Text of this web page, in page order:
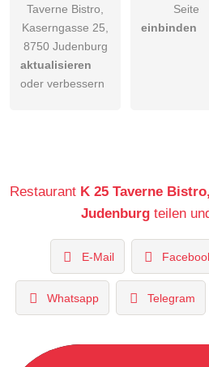
Taverne Bistro,
Kaserngasse 25,
8750 Judenburg
aktualisieren
oder verbessern
Seite
einbinden
Restaurant K 25 Taverne
Judenburgteilen
E-Mail
Whatsapp Telegram